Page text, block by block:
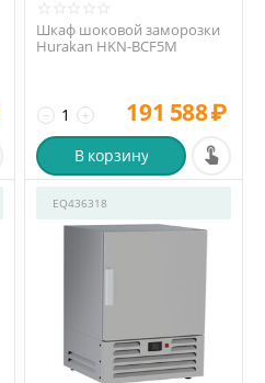
Шкаф шоковой заморозки
Hurakan HKN-BCF5M
+
− 191 588₽
В корзину
EQ436318